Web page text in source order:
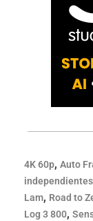
4K 60p, Auto
independientes
Lam, Road to
Log 3 800,